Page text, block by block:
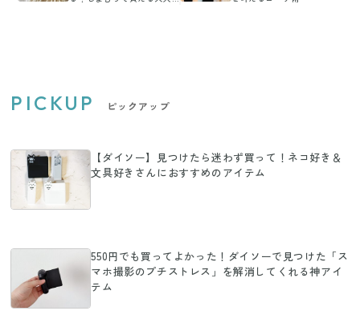
PICKUP ピックアップ
【ダイソー】見つけたら迷わず買って！ネコ好き＆
文具好きさんにおすすめのアイテム
550円でも買ってよかった！ダイソーで見つけた「ス
マホ撮影のプチストレス」を解消してくれる神アイ
テム